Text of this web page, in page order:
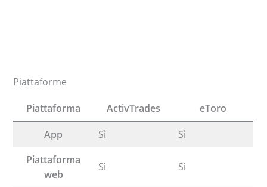
Piattaforme
Piattaforma
ActivTrades
eToro
App
Sì
Sì
Piattaforma
web
Sì Sì